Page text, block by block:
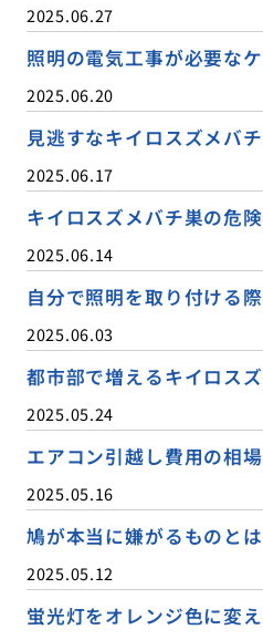
2025.06.27
照明の電気工事が必要な
2025.06.20
見逃すなキイロスズメバ
2025.06.17
キイロスズメバチ巣の危
2025.06.14
自分で照明を取り付ける
2025.06.03
都市部で増えるキイロス
2025.05.24
エアコン引越し費用の相
2025.05.16
鳩が本当に嫌がるものと
2025.05.12
蛍光灯をオレンジ色に変